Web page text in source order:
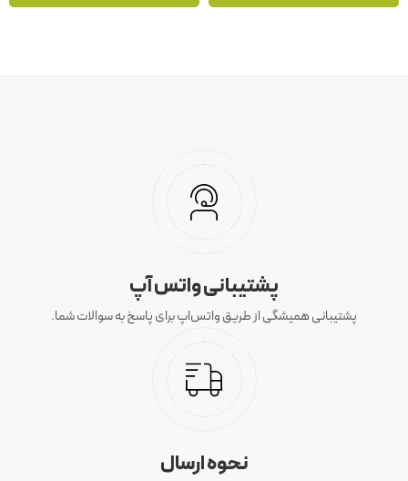
پشتیبانی واتس آپ
پشتیبانی همیشگی از طریق واتس‌اپ برای پاسخ به سوالات شما.
نحوه ارسال